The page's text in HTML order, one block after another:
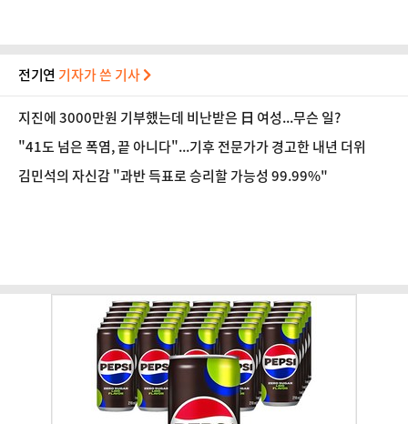
전기연 기자가 쓴 기사
지진에 3000만원 기부했는데 비난받은 日 여성...무슨 일?
"41도 넘은 폭염, 끝 아니다"...기후 전문가가 경고한 내년 더위
김민석의 자신감 "과반 득표로 승리할 가능성 99.99%"